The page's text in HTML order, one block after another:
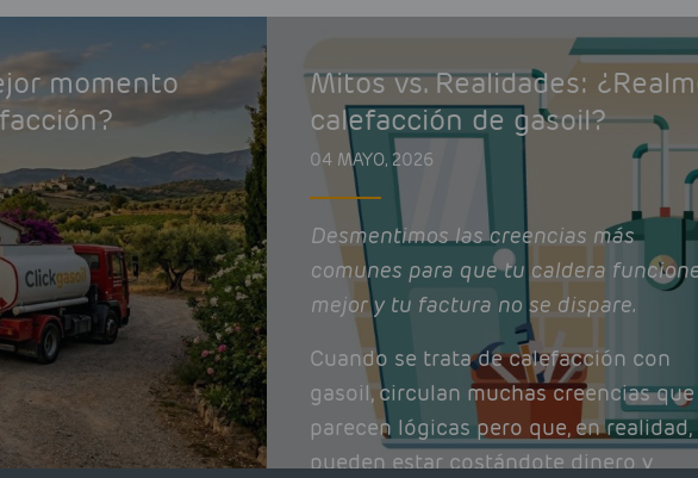
momento
Mitos vs. Realidades:
calefacción de gasoil?
04 MAYO, 2026
Desmentimos las creencias más
comunes para que tu caldera
mejor y tu factura no se dispare.
Cuando se trata de calefacción con
gasoil, circulan muchas creencias que
parecen lógicas pero que, en realidad,
pueden estar costándote dinero y